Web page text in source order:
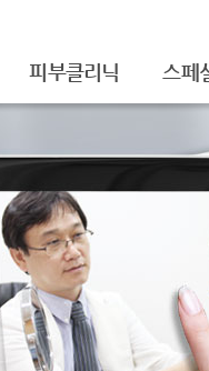
피부클리닉 스페
여드름자국/흉터
기미/색소
주근깨/잡티
점/검버섯
문신제거
안면홍조
피부질환치료
셀라
물광
아쿠
백옥
신데